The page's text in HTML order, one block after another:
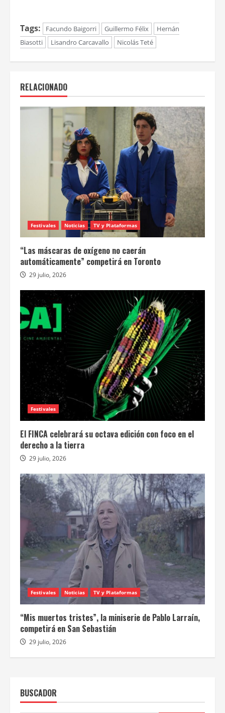
Tags: Facundo Baigorri Guillermo Félix
Hernán
Biasotti
Lisandro Carcavallo Nicolás Teté
RELACIONADO
Festivales Noticias TV y Plataformas
“Las máscaras de oxígeno no caerán
automáticamente” competirá en Toronto
29 julio, 2026
Festivales
El FINCA celebrará su octava edición con foco en el
derecho a la tierra
29 julio, 2026
Festivales Noticias TV y Plataformas
“Mis muertos tristes”, la miniserie de Pablo Larraín,
competirá en San Sebastián
29 julio, 2026
BUSCADOR